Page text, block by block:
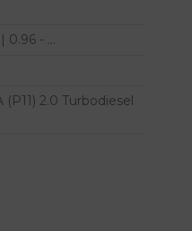
0.96 - ...
2.0 Turbodiesel